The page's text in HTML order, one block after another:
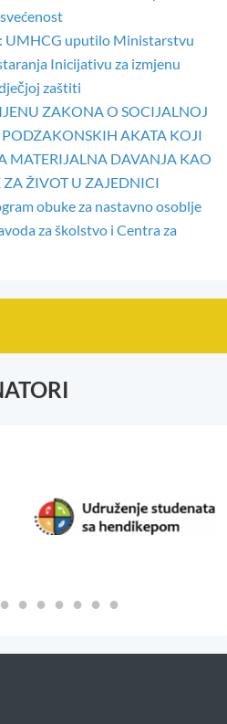
UMHCG uputilo Ministarstvu
Inicijativu za izmjenu
zaštiti
ZAKONA O SOCIJALNOJ
PODZAKONSKIH AKATA KOJI
MATERIJALNA DAVANJA KAO
ZA ŽIVOT U ZAJEDNICI
obuke za nastavno osoblje
za školstvo i Centra za